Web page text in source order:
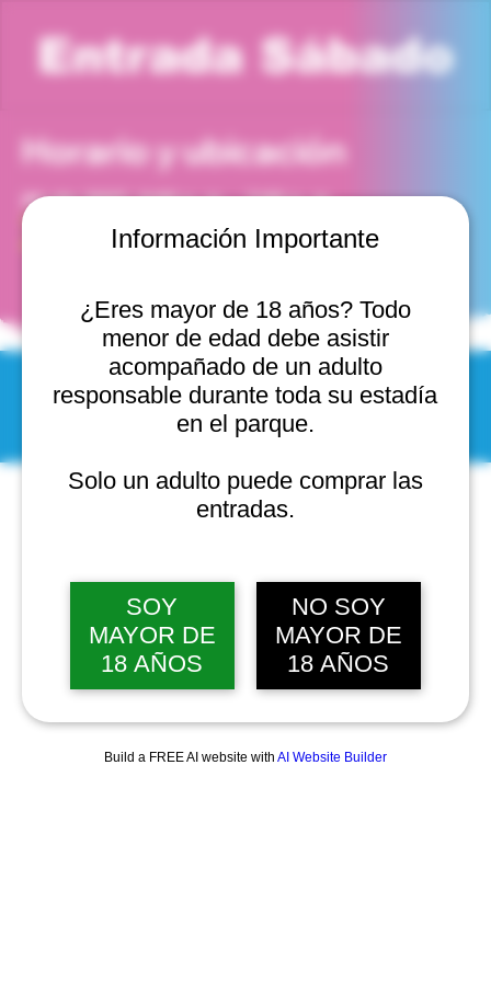
Información Importante
¿Eres mayor de 18 años? Todo
menor de edad debe asistir
acompañado de un adulto
responsable durante toda su estadía
en el parque.
Solo un adulto puede comprar las
entradas.
SOY
MAYOR DE
18 AÑOS
NO SOY
MAYOR DE
18 AÑOS
Build a FREE AI website with AI Website Builder
Entrada Sábado
Horario y ubicación
24 abr 2027, 6:00 p. m. – 7:00 p. m.
Viña del Mar, Cam. Internacional 2440, 2541754 Viña
del Mar, Valparaíso, Chile